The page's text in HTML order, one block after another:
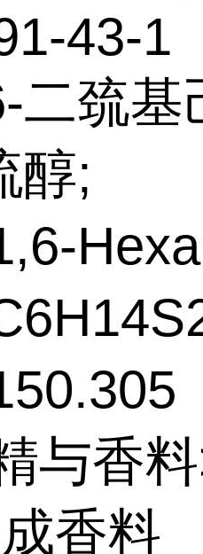
43-1
二巯基
醇;
与香
香料